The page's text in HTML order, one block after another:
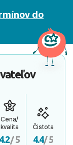
do
Cena/
kvalita
4.2/ 5
Čistota
4.4/ 5